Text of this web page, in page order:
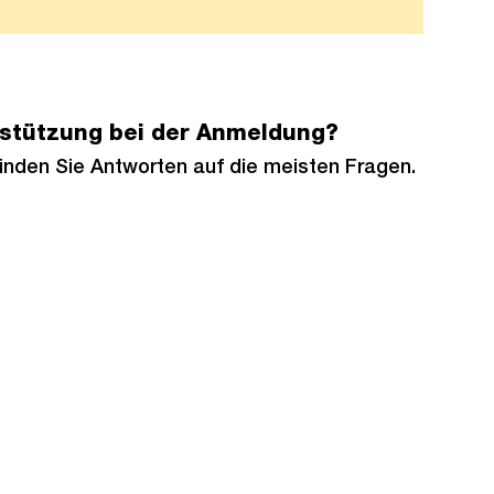
bei der Anmeldung?
Sie Antworten auf die meisten Fragen.